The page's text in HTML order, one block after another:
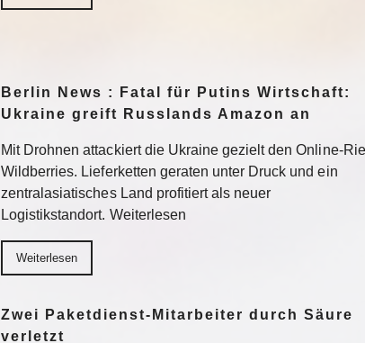
Berlin News : Fatal für Putins Wirtschaft:
Ukraine greift Russlands Amazon an
Mit Drohnen attackiert die Ukraine gezielt den Online-
Wildberries. Lieferketten geraten unter Druck und ein
zentralasiatisches Land profitiert als neuer
Logistikstandort. Weiterlesen
Weiterlesen
Zwei Paketdienst-Mitarbeiter durch Säure
verletzt